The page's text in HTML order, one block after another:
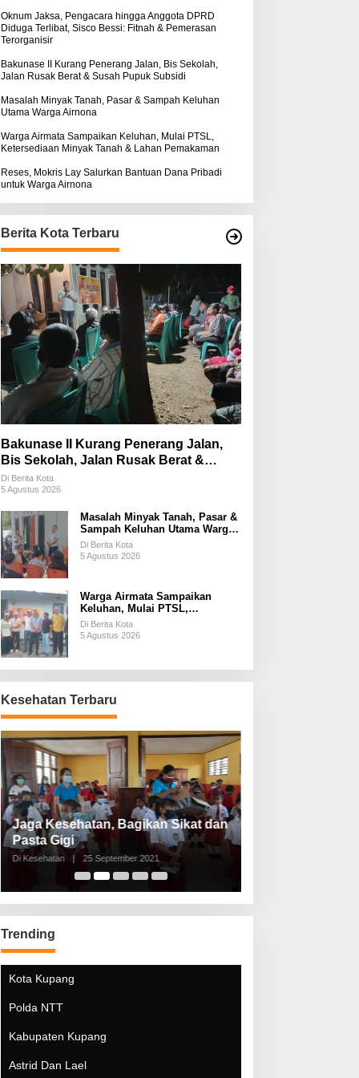
Warga Airnona
Hukum Kasus Sebastian
Bokol Sarat Rekayasa
:Oknum Jaksa, Pengacara hingga Anggota DPRD
Diduga Terlibat, Sisco Bessi: Fitnah & Pemerasan
Terorganisir
Bakunase II Kurang Penerang Jalan, Bis Sekolah,
Jalan Rusak Berat & Susah Pupuk Subsidi
Masalah Minyak Tanah, Pasar & Sampah Keluhan
Utama Warga Airnona
Warga Airmata Sampaikan Keluhan, Mulai PTSL,
Ketersediaan Minyak Tanah & Lahan Pemakaman
Reses, Mokris Lay Salurkan Bantuan Dana Pribadi
untuk Warga Airnona
Berita Kota Terbaru
Bakunase II Kurang Penerang Jalan,
Bis Sekolah, Jalan Rusak Berat &
Susah Pupuk Subsidi
Di Berita Kota
5 Agustus 2026
Masalah Minyak Tanah, Pasar &
Sampah Keluhan Utama Warga
Airnona
Di Berita Kota
5 Agustus 2026
Warga Airmata Sampaikan
Keluhan, Mulai PTSL,
Ketersediaan Minyak Tanah &
Lahan Pemakaman
Di Berita Kota
5 Agustus 2026
Kesehatan Terbaru
Jaga Kesehatan, Bagikan Sikat dan
Pasta Gigi
Di Kesehatan | 25 September 2021
Trending
Kota Kupang
Polda NTT
Kabupaten Kupang
Astrid Dan Lael